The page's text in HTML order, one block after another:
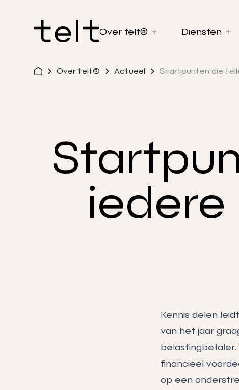
Over telt® Diensten
Over telt® Actueel Startpunten die
Kennis delen
van het jaar
belastingbetaler.
financieel
op een